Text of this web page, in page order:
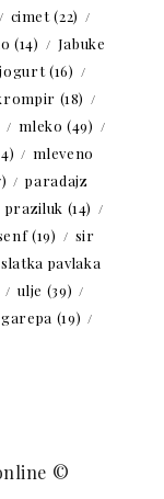
cimet(22)
(14)
Jabuke
jogurt(16)
(18)
mleko (49)
mleveno
paradajz
praziluk (14)
(19)
sir
slatka pavlaka
ulje (39)
(19)
©